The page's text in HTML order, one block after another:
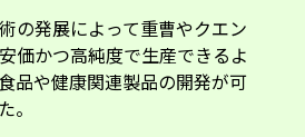
の発展によって重曹やクエン
価かつ高純度で生産できるよ
品や健康関連製品の開発が可
。